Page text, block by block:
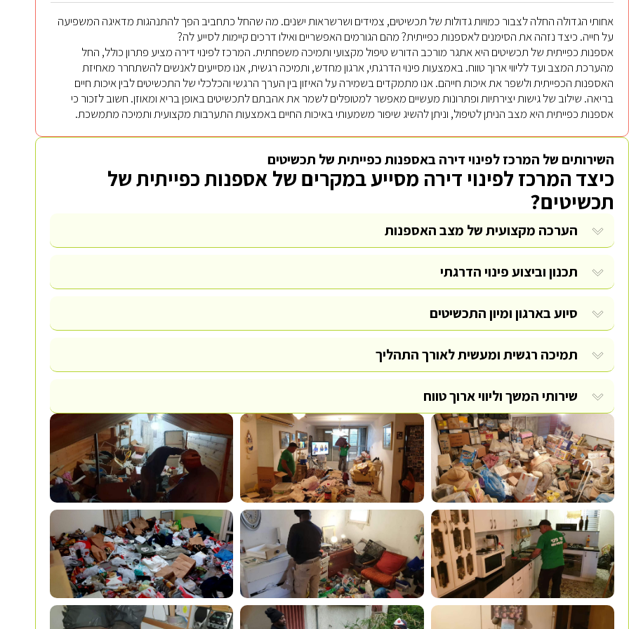
אחותי הגדולה החלה לצבור כמויות גדולות של תכשיטים, צמידים ושרשראות ישנים. מה שהחל כתחביב הפך להתנהגות מדאיגה המשפיעה
על חייה. כיצד נזהה את הסימנים לאספנות כפייתית? מהם הגורמים האפשריים ואילו דרכים קיימות לסייע לה?
אספנות כפייתית של תכשיטים היא אתגר מורכב הדורש טיפול מקצועי ותמיכה משפחתית. המרכז לפינוי דירה מציע פתרון כולל, החל
מהערכת המצב ועד לליווי ארוך טווח. באמצעות פינוי הדרגתי, ארגון מחדש, ותמיכה רגשית, אנו מסייעים לאנשים להשתחרר מאחיזת
האספנות הכפייתית ולשפר את איכות חייהם. אנו מתמקדים בשמירה על האיזון בין הערך הרגשי והכלכלי של התכשיטים לבין איכות חיים
בריאה. שילוב של גישות יצירתיות ופתרונות מעשיים מאפשר למטופלים לשמר את אהבתם לתכשיטים באופן בריא ומאוזן. חשוב לזכור כי
אספנות כפייתית היא מצב הניתן לטיפול, וניתן להשיג שיפור משמעותי באיכות החיים באמצעות התערבות מקצועית ותמיכה מתמשכת.
השירותים של המרכז לפינוי דירה באספנות כפייתית של תכשיטים
כיצד המרכז לפינוי דירה מסייע במקרים של אספנות כפייתית של
תכשיטים?
הערכה מקצועית של מצב האספנות
תכנון וביצוע פינוי הדרגתי
סיוע בארגון ומיון התכשיטים
תמיכה רגשית ומעשית לאורך התהליך
שירותי המשך וליווי ארוך טווח